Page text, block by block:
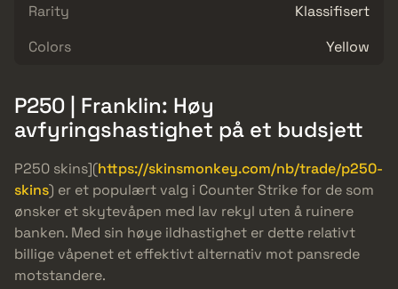
Rarity
Klassifisert
Colors
Yellow
P250 | Franklin: Høy
avfyringshastighet på et budsjett
P250 skins](https://skinsmonkey.com/nb/trade/p250-
skins) er et populært valg i Counter Strike for de som
ønsker et skytevåpen med lav rekyl uten å ruinere
banken. Med sin høye ildhastighet er dette relativt
billige våpenet et effektivt alternativ mot pansrede
motstandere.